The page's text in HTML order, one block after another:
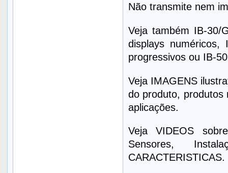
Não transmite nem
Veja também IB-30/
displays
progressivos ou IB-
Veja IMAGENS
do produto, produtos
aplicações.
Veja VIDEOS
Sensores,
CARACTERISTICAS.